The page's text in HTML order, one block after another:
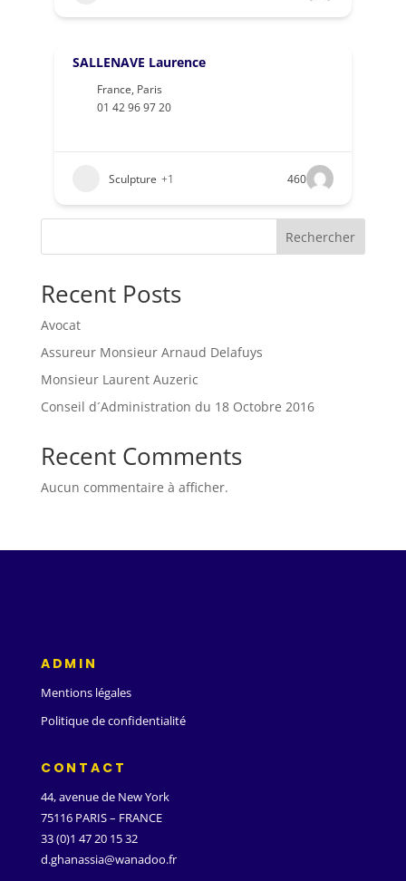
SALLENAVE Laurence
France, Paris
01 42 96 97 20
Sculpture +1 460
Rechercher
Recent Posts
Avocat
Assureur Monsieur Arnaud Delafuys
Monsieur Laurent Auzeric
Conseil d´Administration du 18 Octobre 2016
Recent Comments
Aucun commentaire à afficher.
ADMIN
Mentions légales
Politique de confidentialité
CONTACT
44, avenue de New York
75116 PARIS – FRANCE
33 (0)1 47 20 15 32
d.ghanassia@wanadoo.fr